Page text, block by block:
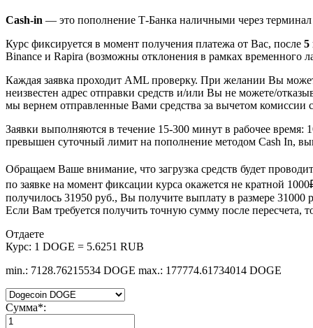
Cash-in — это пополнение Т-Банка наличными через терминал
Курс фиксируется в момент получения платежа от Вас, после 5
Binance и Rapira (возможны отклонения в рамках временного
Каждая заявка проходит AML проверку. При желании Вы
неизвестен адрес отправки средств и/или Вы не можете/
мы вернем отправленные Вами средства за вычетом комиссии
Заявки выполняются в течение 15-300 минут в рабочее
превышен суточный лимит на пополнение методом Cash In,
Обращаем Ваше внимание, что загрузка средств будет
по заявке на момент фиксации курса окажется не кратной
получилось 31950 руб., Вы получите выплату в размере 31000
Если Вам требуется получить точную сумму после пересчета,
Отдаете
Курс: 1 DOGE = 5.6251 RUB
min.: 7128.76215534 DOGE max.: 177774.61734014 DOGE
Сумма*: